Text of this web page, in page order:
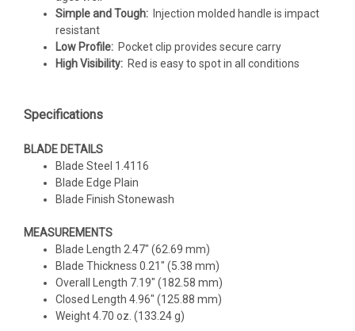
Simple and Tough: Injection molded handle is impact
resistant
Low Profile: Pocket clip provides secure carry
High Visibility: Red is easy to spot in all conditions
Specifications
BLADE DETAILS
Blade Steel 1.4116
Blade Edge Plain
Blade Finish Stonewash
MEASUREMENTS
Blade Length 2.47" (62.69 mm)
Blade Thickness 0.21" (5.38 mm)
Overall Length 7.19" (182.58 mm)
Closed Length 4.96" (125.88 mm)
Weight 4.70 oz. (133.24 g)